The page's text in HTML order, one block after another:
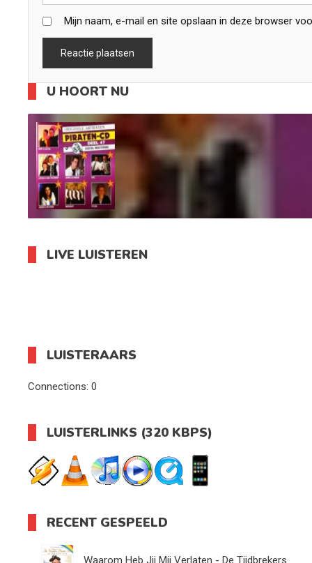
Mijn naam, e-mail en site opslaan in deze browser
U HOORT NU
LIVE LUISTEREN
LUISTERAARS
Connections: 0
LUISTERLINKS (320 KBPS)
RECENT GESPEELD
Waarom Heb Jij Mij Verlaten - De Tijdbrekers